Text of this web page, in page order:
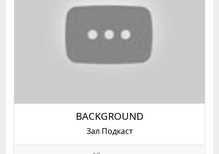
BACKGROUND
Зал Подкаст